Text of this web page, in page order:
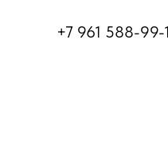
+7 961 588-99-